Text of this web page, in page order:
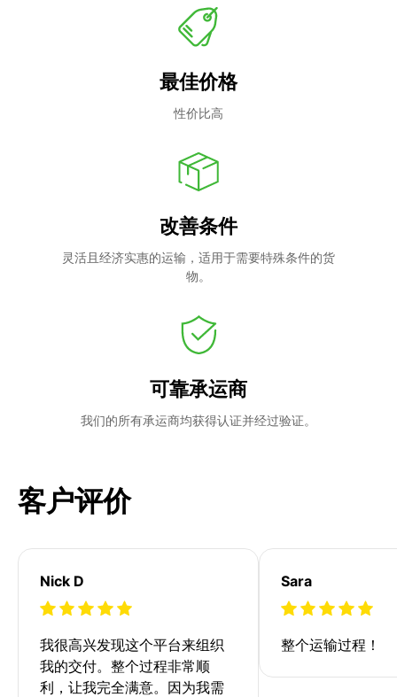
最佳价格
性价比高
改善条件
灵活且经济实惠的运输，适用于需要特殊条件的货
物。
可靠承运商
我们的所有承运商均获得认证并经过验证。
客户评价
Nick D
我很高兴发现这个平台来组织
我的交付。整个过程非常顺
利，让我完全满意。因为我需
Sara
整个运输过程！